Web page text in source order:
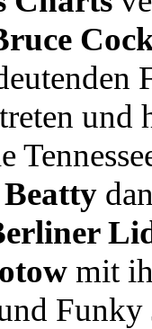
und
mit
Funky